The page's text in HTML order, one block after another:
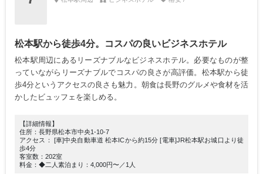
松本駅から徒歩4分。コスパの良いビジネスホテル
松本駅周辺にあるリーズナブルなビジネスホテル。必要なものが整
っていながらリーズナブルでコスパの良さが高評価。松本駅から徒
歩4分というアクセスの良さも魅力。朝食は長野のグルメや食材を活
かしたビュッフェを楽しめる。
【詳細情報】
住所：長野県松本市中央1-10-7
アクセス： [車]中央自動車道 松本ICから約15分 [電車]JR松本駅お城口より徒
歩4分
客室数：202室
料金：◆二人素泊まり：4,000円〜／1人